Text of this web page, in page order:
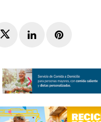
TwitterLinkedInPinterest